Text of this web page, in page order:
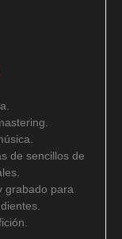
de sencillos de
grabado para